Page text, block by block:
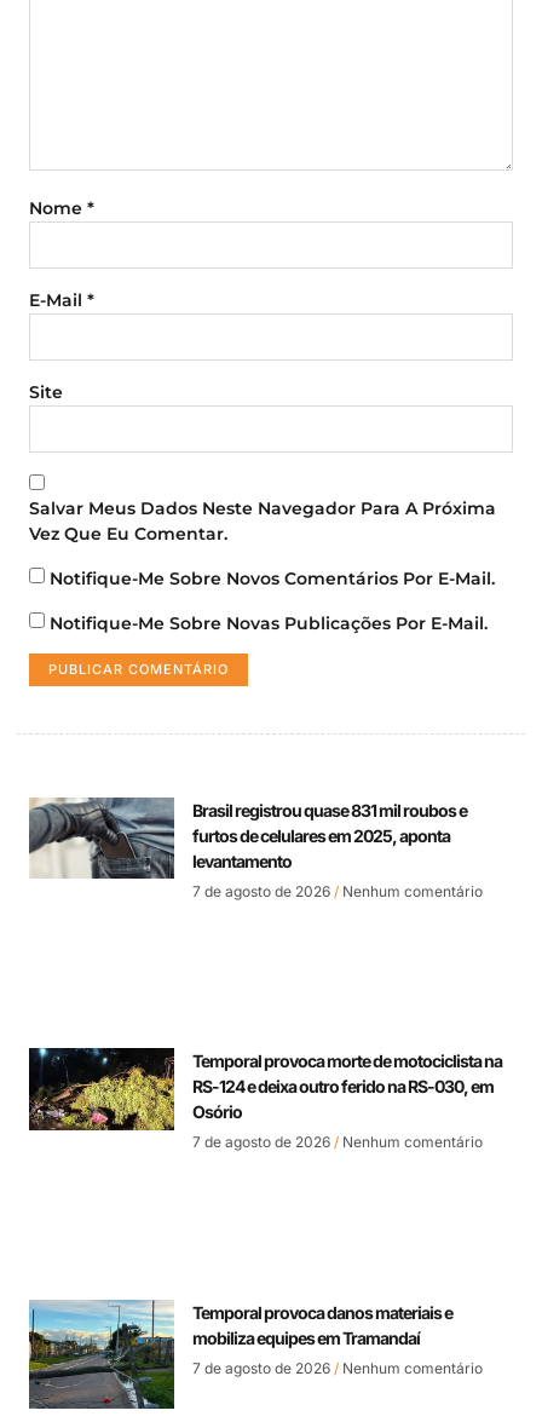
Nome *
E-Mail *
Site
Salvar Meus Dados Neste Navegador Para A Próxima
Vez Que Eu Comentar.
Notifique-Me Sobre Novos Comentários Por E-Mail.
Notifique-Me Sobre Novas Publicações Por E-Mail.
Brasil registrou quase 831 mil roubos e
furtos de celulares em 2025, aponta
levantamento
7 de agosto de 2026 Nenhum comentário
Temporal provoca morte de motociclista na
RS-124 e deixa outro ferido na RS-030, em
Osório
7 de agosto de 2026 Nenhum comentário
Temporal provoca danos materiais e
mobiliza equipes em Tramandaí
7 de agosto de 2026 Nenhum comentário